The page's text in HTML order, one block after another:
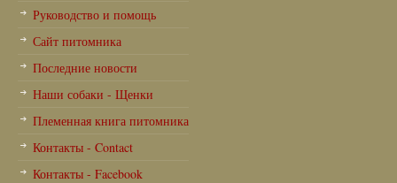
Руководство и помощь
Сайт питомника
Последние новости
Наши собаки - Щенки
Племенная книга питомника
Контакты - Contact
Контакты - Facebook